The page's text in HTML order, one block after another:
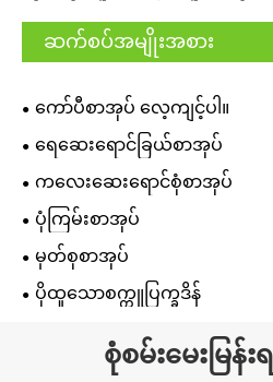
ဆက်စပ်အမျိုးအစား
ကော်ပီစာအုပ် လေ့ကျင့်ပါ။
ရေဆေးရောင်ခြယ်စာအုပ်
ကလေးဆေးရောင်စုံစာအုပ်
ပုံကြမ်းစာအုပ်
မှတ်စုစာအုပ်
ပိုထူသောစက္ကူပြက္ခဒိန်
စုံစမ်းမေးမြန်း